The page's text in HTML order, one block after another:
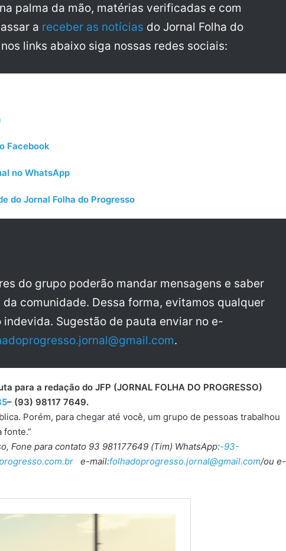
palma da mão, matérias verificadas e com
a receber as notícias do Jornal Folha do
links abaixo siga nossas redes sociais:
Facebook
no WhatsApp
do Jornal Folha do Progresso
do grupo poderão mandar mensagens e saber
comunidade. Dessa forma, evitamos qualquer
Sugestão de pauta enviar no e-
.
para a redação do JFP (JORNAL FOLHA DO PROGRESSO)
– (93) 98117 7649.
Porém, para chegar até você, um grupo de pessoas trabalhou
fonte.”
Fone para contato 93 981177649 (Tim) WhatsApp:-93-
e-mail:folhadoprogresso.jornal@gmail.com/ou e-